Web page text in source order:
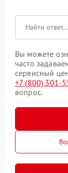
Вы можете
часто
сервисный
+7 (800) 301-
вопрос.